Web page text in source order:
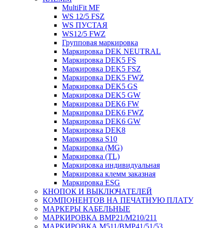
MultiFit MF
WS 12/5 FSZ
WS ПУСТАЯ
WS12/5 FWZ
Групповая маркировка
Маркировка DEK NEUTRAL
Маркировка DEK5 FS
Маркировка DEK5 FSZ
Маркировка DEK5 FWZ
Маркировка DEK5 GS
Маркировка DEK5 GW
Маркировка DEK6 FW
Маркировка DEK6 FWZ
Маркировка DEK6 GW
Маркировка DEK8
Маркировка S10
Маркировка (MG)
Маркировка (TL)
Маркировка индивидуальная
Маркировка клемм заказная
Маркировка ESG
КНОПОК И ВЫКЛЮЧАТЕЛЕЙ
КОМПОНЕНТОВ НА ПЕЧАТНУЮ ПЛАТУ
МАРКЕРЫ КАБЕЛЬНЫЕ
МАРКИРОВКА BMP21/M210/211
МАРКИРОВКА M511/BMP41/51/53